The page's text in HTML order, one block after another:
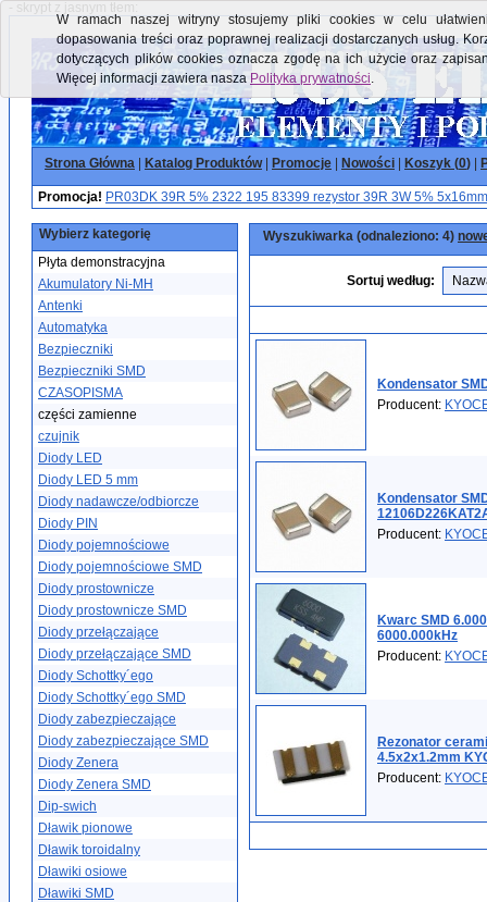
- skrypt z jasnym tłem:
Strona Główna Katalog Produktów| Promocje Nowości Koszyk (0)
Promocja! PR03DK 39R 5% 2322 195 83399 rezystor 39R 3W 5%
Wybierz kategorię
Płyta demonstracyjna
Akumulatory Ni-MH
Antenki
Automatyka
Bezpieczniki
Bezpieczniki SMD
CZASOPISMA
części zamienne
czujnik
Diody LED
Diody LED 5 mm
Diody nadawcze/odbiorcze
Diody PIN
Diody pojemnościowe
Diody pojemnościowe SMD
Diody prostownicze
Diody prostownicze SMD
Diody przełączające
Diody przełączające SMD
Diody Schottky´ego
Diody Schottky´ego SMD
Diody zabezpieczające
Diody zabezpieczające SMD
Diody Zenera
Diody Zenera SMD
Dip-swich
Dławik pionowe
Dławik toroidalny
Dławiki osiowe
Dławiki SMD
Wyszukiwarka (odnaleziono: 4)
Sortuj według:
Kondensator
Producent:
Kondensator
Producent:
Kwarc SMD
6000.000kHz
Producent:
Rezonator
4.5x2x1.2mm
Producent:
W ramach naszej witryny stosujemy pliki cookies w celu
dopasowania treści oraz poprawnej realizacji dostarczanych usług.
dotyczących plików cookies oznacza zgodę na ich użycie oraz
Więcej informacji zawiera nasza Polityka prywatności.